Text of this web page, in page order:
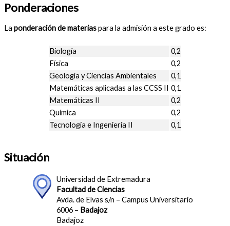
Ponderaciones
La ponderación de materiaspara la admisión a este grado es:
Biología
0,2
Física
0,2
Geología y Ciencias Ambientales
0,1
Matemáticas aplicadas a las CCSS II 0,1
Matemáticas II
0,2
Química
0,2
Tecnología e Ingeniería II
0,1
Situación
Universidad de Extremadura
Facultad de Ciencias
Avda. de Elvas s/n – Campus Universitario
6006 – Badajoz
Badajoz